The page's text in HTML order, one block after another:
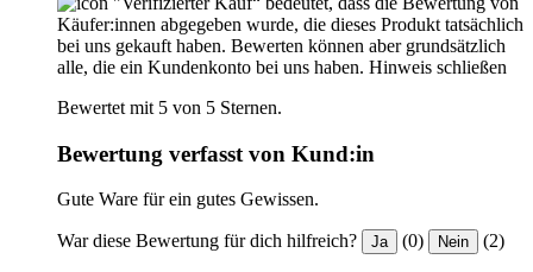
Käufer:innen abgegeben wurde, die dieses Produkt tatsächlich
bei uns gekauft haben. Bewerten können aber grundsätzlich
alle, die ein Kundenkonto bei uns haben. Hinweis schließen
Bewertet mit 5 von 5 Sternen.
Bewertung verfasst von Kund:in
Gute Ware für ein gutes Gewissen.
War diese Bewertung für dich hilfreich? Ja (0) Nein (2)